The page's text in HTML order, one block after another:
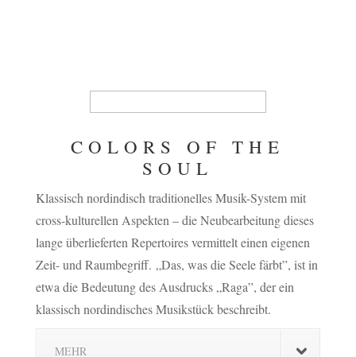
COLORS OF THE
SOUL
Klassisch nordindisch traditionelles Musik-System mit
cross-kulturellen Aspekten – die Neubearbeitung dieses
lange überlieferten Repertoires vermittelt einen eigenen
Zeit- und Raumbegriff. „Das, was die Seele färbt”, ist in
etwa die Bedeutung des Ausdrucks „Raga”, der ein
klassisch nordindisches Musikstück beschreibt.
MEHR